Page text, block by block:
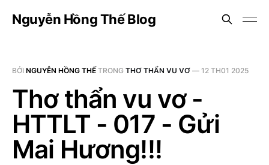
Nguyễn Hồng Thế Blog
BỞI NGUYỄN HỒNG THẾ TRONG THƠ THẨN VU VƠ — 12 TH01 2025
Thơ thẩn vu vơ -
HTTLT - 017 - Gửi
Mai Hương!!!